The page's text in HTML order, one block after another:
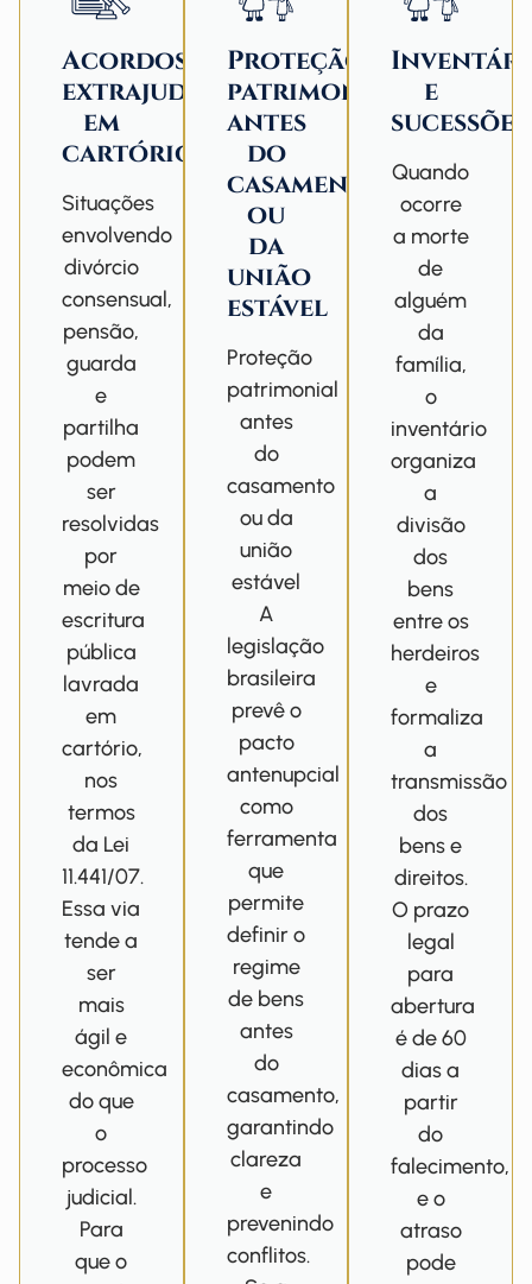
Acordos
extrajudiciais
em
cartório
Situações
envolvendo
divórcio
consensual,
pensão,
guarda
e
partilha
podem
ser
resolvidas
por
meio de
escritura
pública
lavrada
em
cartório,
nos
termos
da Lei
11.441/07.
Essa via
tende a
ser
mais
ágil e
econômica
do que
o
processo
judicial.
Para
que o
Proteção
patrimonial
antes
do
casamento
ou
da
união
estável
Proteção
patrimonial
antes
do
casamento
ou da
união
estável
A
legislação
brasileira
prevê o
pacto
antenupcial
como
ferramenta
que
permite
definir o
regime
de bens
antes
do
casamento,
garantindo
clareza
e
prevenindo
conflitos.
e
sucessões
Quando
ocorre
a morte
de
alguém
da
família,
o
inventário
organiza
a
divisão
dos
bens
entre os
herdeiros
e
formaliza
a
transmissão
dos
bens e
direitos.
O prazo
legal
para
abertura
é de 60
dias a
partir
do
falecimento,
e o
atraso
pode